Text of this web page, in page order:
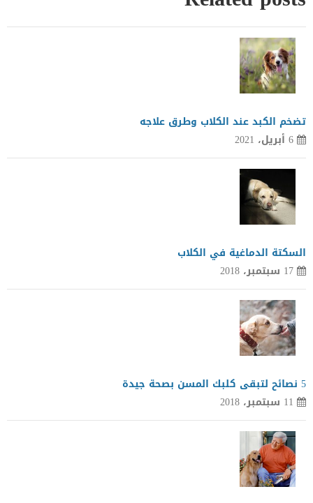
تضخم الكبد عند الكلاب وطرق علاجه
6 أبريل، 2021
السكتة الدماغية في الكلاب
17 سبتمبر، 2018
5 نصائح لتبقى كلبك المسن بصحة جيدة
11 سبتمبر، 2018